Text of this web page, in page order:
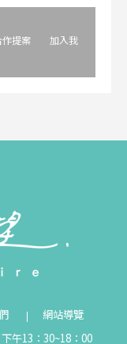
作提案
加入我
網站導覽
午13：30~18：00